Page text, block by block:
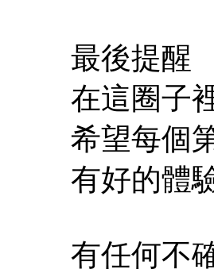
最後提醒
在這圈子
希望每個
有好的體
有任何不